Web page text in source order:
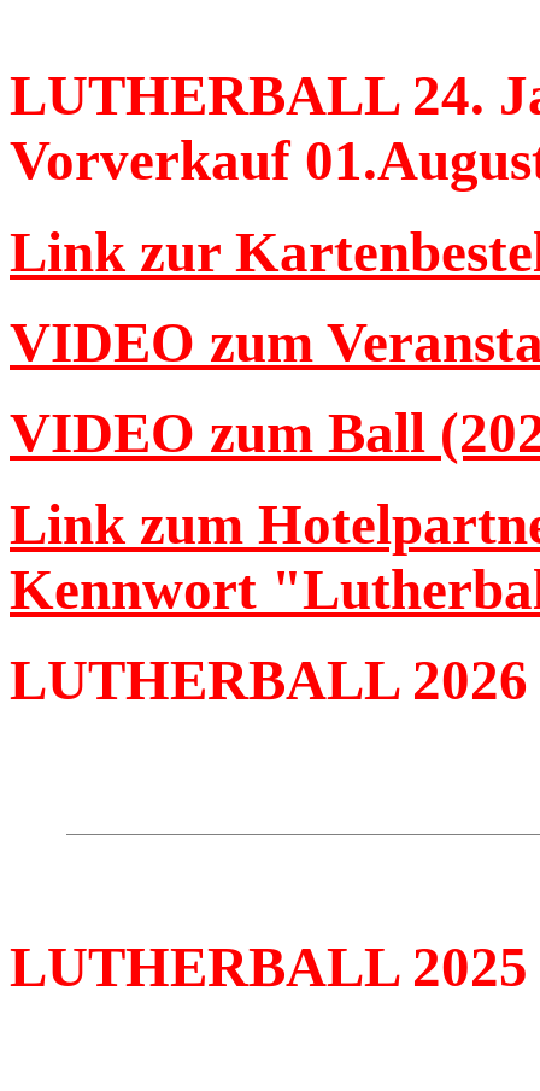
LUTHERBALL 24.
Vorverkauf
Link zur
VIDEO zum
VIDEO zum Ball
Link zum
Kennwort
LUTHERBALL 2026
LUTHERBALL 2025